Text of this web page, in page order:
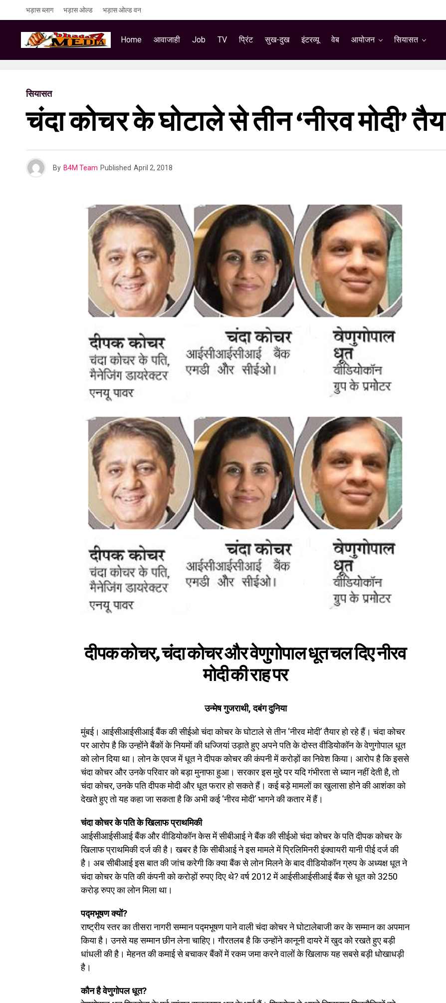
भड़ास ब्लाग भड़ास ओल्ड भड़ास ओल्ड वन
Home आवाजाही Job TV प्रिंट सुख-दुख इंटरव्यू वेब आयोजन सियासत
सियासत
चंदा कोचर के घोटाले से तीन ‘नीरव मोदी’
By B4M Team Published April 2, 2018
दीपक कोचर, चंदा कोचर और वेणुगोपाल धूत चल दिए नीरव
मोदी की राह पर
उन्मेष गुजराथी, दबंग दुनिया
मुंबई। आईसीआईसीआई बैंक की सीईओ चंदा कोचर के घोटाले से तीन ‘नीरव मोदी’ तैयार हो रहे हैं। चंदा कोचर
पर आरोप है कि उन्होंने बैंकों के नियमों की धज्जियां उड़ाते हुए अपने पति के दोस्त वीडियोकॉन के वेणुगोपाल धूत
को लोन दिया था। लोन के एवज में धूत ने दीपक कोचर की कंपनी में करोड़ों का निवेश किया। आरोप है कि इससे
चंदा कोचर और उनके परिवार को बड़ा मुनाफा हुआ। सरकार इस मुद्दे पर यदि गंभीरता से ध्यान नहीं देती है, तो
चंदा कोचर, उनके पति दीपक मोदी और धूत फरार हो सकते हैं। कई बड़े मामलों का खुलासा होने की आशंका को
देखते हुए तो यह कहा जा सकता है कि अभी कई ‘नीरव मोदी’ भागने की कतार में हैं।
चंदा कोचर के पति के खिलाफ प्राथमिकी
आईसीआईसीआई बैंक और वीडियोकॉन केस में सीबीआई ने बैंक की सीईओ चंदा कोचर के पति दीपक कोचर के
खिलाफ प्राथमिकी दर्ज की है। खबर है कि सीबीआई ने इस मामले में प्रिलिमिनरी इंक्वायरी यानी पीई दर्ज की
है। अब सीबीआई इस बात की जांच करेगी कि क्या बैंक से लोन मिलने के बाद वीडियोकॉन ग्रुप के अध्यक्ष धूत ने
चंदा कोचर के पति की कंपनी को करोड़ों रुपए दिए थे? वर्ष 2012 में आईसीआईसीआई बैंक से धूत को 3250
करोड़ रुपए का लोन मिला था।
पद्मभूषण क्यों?
राष्ट्रीय स्तर का तीसरा नागरी सम्मान पद्मभूषण पाने वाली चंदा कोचर ने घोटालेबाजी कर के सम्मान का अपमान
किया है। उनसे यह सम्मान छीन लेना चाहिए। गौरतलब है कि उन्होंने कानूनी दायरे में खुद को रखते हुए बड़ी
धांधली की है। मेहनत की कमाई से बचाकर बैंकों में रकम जमा करने वालों के खिलाफ यह सबसे बड़ी धोखाधड़ी
है।
कौन है वेणुगोपल धूत?